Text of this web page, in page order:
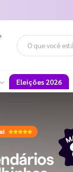
Eleições 2026